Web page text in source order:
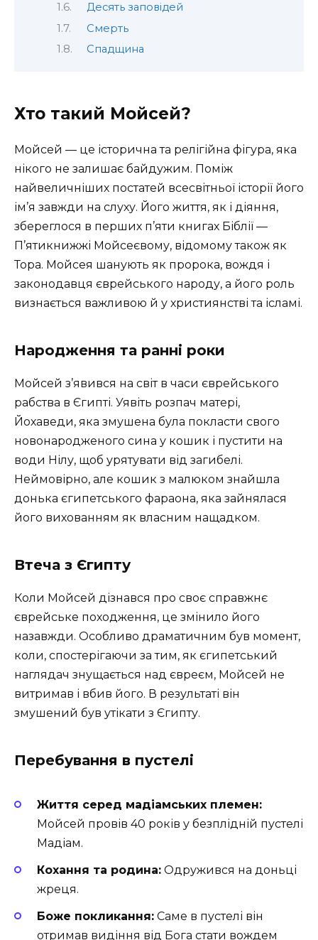
Десять заповідей
Смерть
Спадщина
Хто такий Мойсей?
Мойсей — це історична та релігійна фігура, яка
нікого не залишає байдужим. Поміж
найвеличніших постатей всесвітньої історії його
ім’я завжди на слуху. Його життя, як і діяння,
збереглося в перших п’яти книгах Біблії —
П’ятикнижжі Мойсеєвому, відомому також як
Тора. Мойсея шанують як пророка, вождя і
законодавця єврейського народу, а його роль
визнається важливою й у християнстві та ісламі.
Народження та ранні роки
Мойсей з’явився на світ в часи єврейського
рабства в Єгипті. Уявіть розпач матері,
Йохаведи, яка змушена була покласти свого
новонародженого сина у кошик і пустити на
води Нілу, щоб урятувати від загибелі.
Неймовірно, але кошик з малюком знайшла
донька єгипетського фараона, яка зайнялася
його вихованням як власним нащадком.
Втеча з Єгипту
Коли Мойсей дізнався про своє справжнє
єврейське походження, це змінило його
назавжди. Особливо драматичним був момент,
коли, спостерігаючи за тим, як єгипетський
наглядач знущається над євреєм, Мойсей не
витримав і вбив його. В результаті він
змушений був утікати з Єгипту.
Перебування в пустелі
Життя серед мадіамських племен:
Мойсей провів 40 років у безплідній пустелі
Мадіам.
Кохання та родина: Одружився на доньці
жреця.
Боже покликання: Саме в пустелі він
отримав видіння від Бога стати вождем